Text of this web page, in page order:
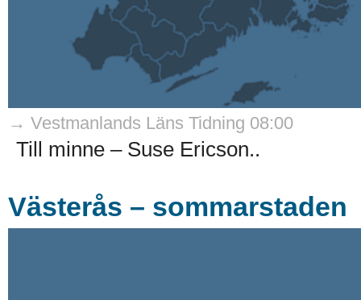
→ Vestmanlands Läns Tidning 08:00
Till minne – Suse Ericson..
Västerås – sommarstaden